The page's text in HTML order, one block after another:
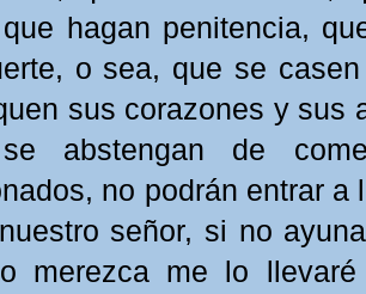
hagan penitencia,
o sea, que se
sus corazones y sus
abstengan de
no podrán entrar a
señor, si no
merezca me lo